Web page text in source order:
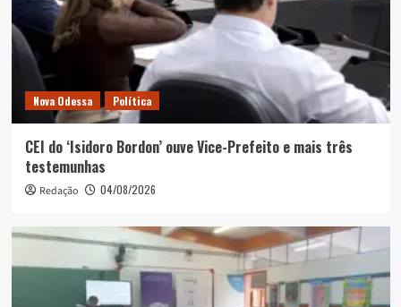
Nova Odessa Política
CEI do ‘Isidoro Bordon’ ouve Vice-Prefeito e mais três
testemunhas
Redação 04/08/2026